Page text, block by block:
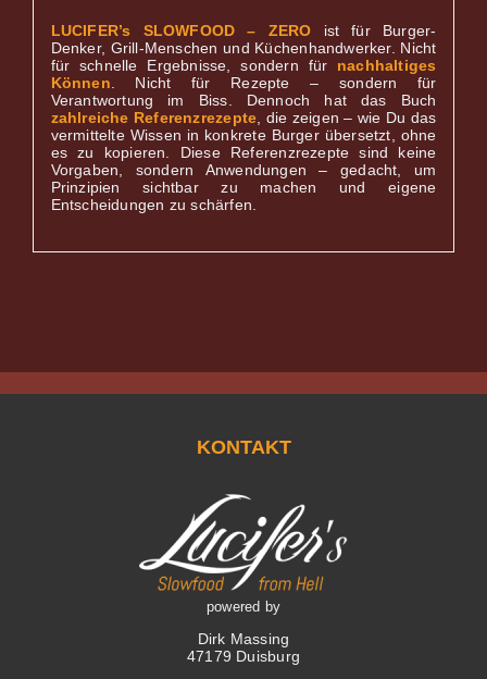
LUCIFER’s SLOWFOOD – ZERO ist für Burger-
Denker, Grill-Menschen und Küchenhandwerker. Nicht
für schnelle Ergebnisse, sondern für nachhaltiges
Können . Nicht für Rezepte – sondern für
Verantwortung im Biss. Dennoch hat das Buch
zahlreiche Referenzrezepte , die zeigen – wie Du das
vermittelte Wissen in konkrete Burger übersetzt, ohne
es zu kopieren. Diese Referenzrezepte sind keine
Vorgaben, sondern Anwendungen – gedacht, um
Prinzipien sichtbar zu machen und eigene
Entscheidungen zu schärfen.
KONTAKT
powered by
Dirk Massing
47179 Duisburg